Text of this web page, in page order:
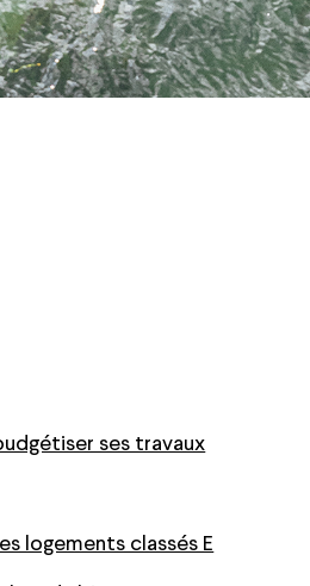
ses travaux
logements classés E